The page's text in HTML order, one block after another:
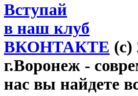
Вступай
в наш клуб
ВКОНТАКТЕ (c)
г.Воронеж -
нас вы найдете